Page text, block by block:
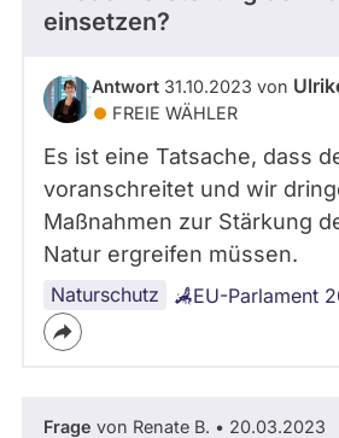
einsetzen?
Antwort 31.10.2023 von
FREIE WÄHLER
Es ist eine Tatsache, dass
voranschreitet und wir
Maßnahmen zur Stärkung
Natur ergreifen müssen.
Naturschutz EU-Parlament
Frage von Renate B. • 20.03.2023